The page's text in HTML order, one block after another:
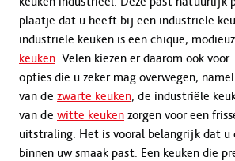
plaatje dat u heeft bij een industriële
industriële keuken is een chique,
keuken . Velen kiezen er daarom ook
opties die u zeker mag overwegen,
van de zwarte keuken, de industriële
van de witte keuken zorgen voor een
uitstraling. Het is vooral belangrijk dat u
binnen uw smaak past. Een keuken die